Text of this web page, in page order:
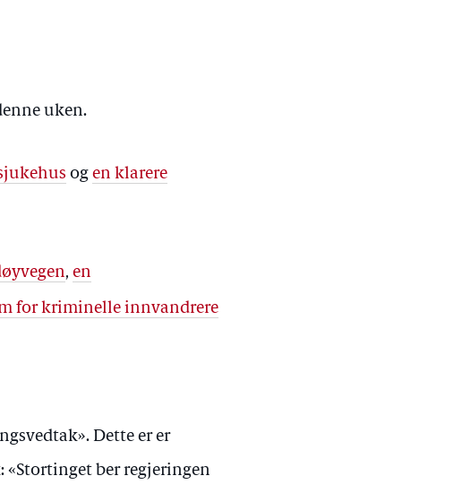
uken.
ogen klarere
,en
for kriminelle innvandrere
Dette er er
«Stortinget ber regjeringen